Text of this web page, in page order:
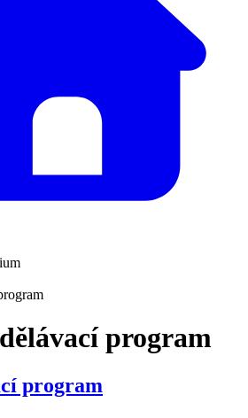
program
program